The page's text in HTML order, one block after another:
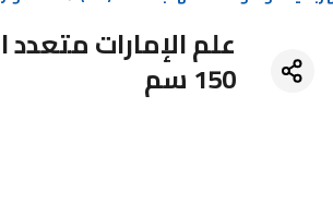
150 سم